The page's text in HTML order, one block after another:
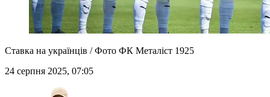
Ставка на українців / Фото ФК Металіст 1925
24 серпня 2025, 07:05